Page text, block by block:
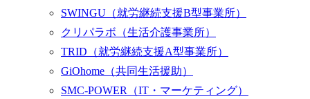
SWINGU （就労継続支援B型事業所）
クリパラボ （生活介護事業所）
TRID （就労継続支援A型事業所）
GiOhome （共同生活援助）
SMC-POWER
（IT・マーケティング）